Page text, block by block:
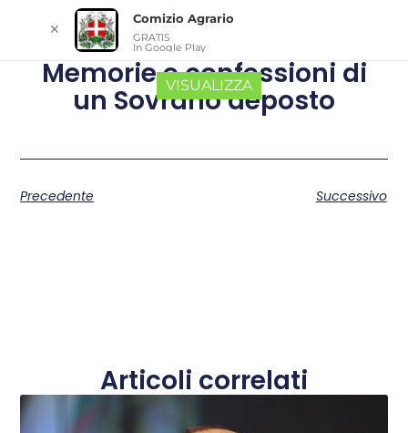
Memorie e confessioni di
un Sovrano deposto
Precedente Successivo
Articoli correlati
✕
Comizio Agrario
GRATIS
In Google Play
VISUALIZZA